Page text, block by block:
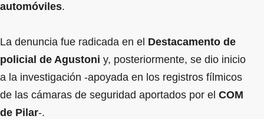
automóviles.
La denuncia fue radicada en el Destacamento de
policial de Agustoni y, posteriormente, se dio inicio
a la investigación -apoyada en los registros fílmicos
de las cámaras de seguridad aportados por el COM
de Pilar-.